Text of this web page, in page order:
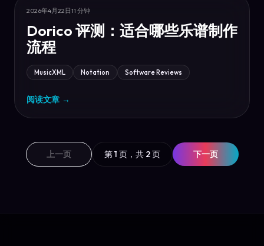
2026年4月22日11 分钟
Dorico 评测：适合哪些乐谱制作
流程
MusicXML Notation Software Reviews
阅读文章 →
上一页 第 1 页，共 2 页 下一页